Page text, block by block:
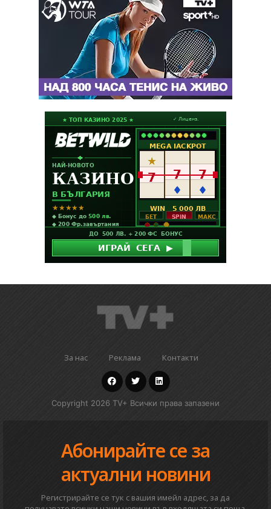
За нас Реклама Контакти
Copyright 2026 TV+ Всички права запазени
Абонирайте се за
актуални новини
Регистрирайте се тук с вашия имейл адрес, за да